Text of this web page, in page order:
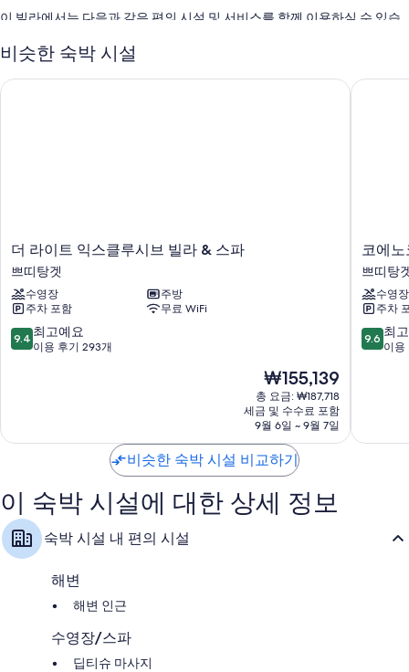
이 빌라에서는 다음과 같은 편의 시설 및 서비스를 함께 이용하실 수 있습
야외 수영장
해 전용 수영장, 노트북 보관이 가능한 금고 외에도 에어컨, 목욕가운 같은
특전이 마련되어 있습니다.
또한, 다음과 같은 편의 시설 및 서비스를 모든 객실에서 이용하실 수 있습
니다.
난방 및 천장형 선풍기
32인치 평면 TV - 케이블 TV 채널 및 DVD 플레이어 이용 가능
비슷한 숙박 시설
더
라
이
트
익
스
클
&
쁘
띠
탕
겟
더 라이트 익스클루시브 빌라 & 스파
쁘띠탕겟
수영장
주방
주차 포함
무료 WiFi
10
점
최
요,
이
용
후
기
9.4 최고예요
이용 후기 293개
현
재
요
금
₩155,139
₩155,139
총 요금: ₩187,718
세금 및 수수료 포함
9월 6일 ~ 9월 7일
더 라이트 익스클루시브 빌라 & 스파
코
에
노
코
에
니
빌
코에
쁘띠탕
수영장
주차
10
점
최
9.6 최
이용
코에노
비슷한 숙박 시설 비교하기
이 숙박 시설에 대한 상세 정보
숙박 시설 내 편의 시설
해변
해변 인근
수영장/스파
딥티슈 마사지